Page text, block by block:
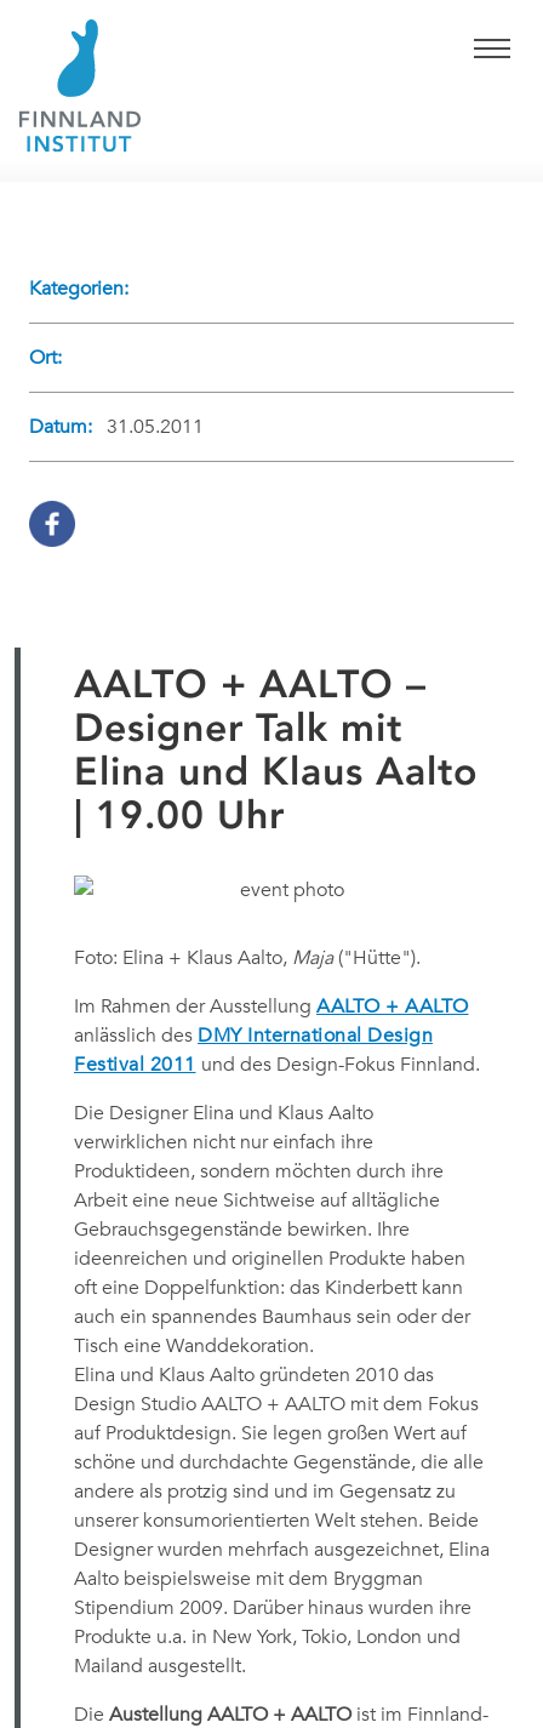
Kategorien:
Ort:
Datum: 31.05.2011
AALTO + AALTO –
Designer Talk mit
Elina und Klaus Aalto
| 19.00 Uhr
Foto: Elina + Klaus Aalto, Maja ("Hütte").
Im Rahmen der Ausstellung AALTO + AALTO
anlässlich des DMY International Design
Festival 2011 und des Design-Fokus Finnland.
Die Designer Elina und Klaus Aalto
verwirklichen nicht nur einfach ihre
Produktideen, sondern möchten durch ihre
Arbeit eine neue Sichtweise auf alltägliche
Gebrauchsgegenstände bewirken. Ihre
ideenreichen und originellen Produkte haben
oft eine Doppelfunktion: das Kinderbett kann
auch ein spannendes Baumhaus sein oder der
Tisch eine Wanddekoration.
Elina und Klaus Aalto gründeten 2010 das
Design Studio AALTO + AALTO mit dem Fokus
auf Produktdesign. Sie legen großen Wert auf
schöne und durchdachte Gegenstände, die alle
andere als protzig sind und im Gegensatz zu
unserer konsumorientierten Welt stehen. Beide
Designer wurden mehrfach ausgezeichnet, Elina
Aalto beispielsweise mit dem Bryggman
Stipendium 2009. Darüber hinaus wurden ihre
Produkte u.a. in New York, Tokio, London und
Mailand ausgestellt.
Die Austellung AALTO + AALTOist im Finnland-